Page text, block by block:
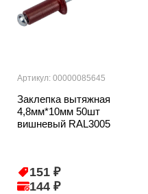
Артикул: 00000085645
Заклепка вытяжная
4,8мм*10мм 50шт
вишневый RAL3005
151 ₽
144 ₽